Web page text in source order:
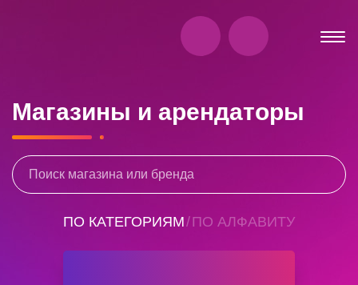
Магазины и арендаторы
ПО КАТЕГОРИЯМ/ПО АЛФАВИТУ